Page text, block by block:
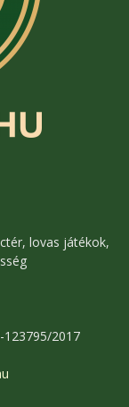
lovas játékok,
123795/2017